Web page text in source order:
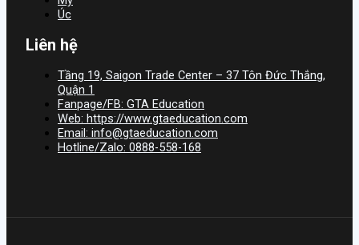
Úc
Liên hệ
Tầng 19, Saigon Trade Center – 37 Tôn Đức Thắng,
Quận 1
Fanpage/FB: GTA Education
Web: https://www.gtaeducation.com
Email: info@gtaeducation.com
Hotline/Zalo: 0888-558-168